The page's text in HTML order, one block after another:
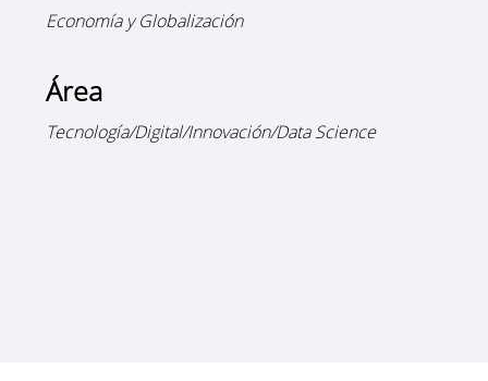
Economía y Globalización
Área
Tecnología/Digital/Innovación/Data Science